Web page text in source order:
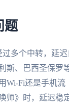
题
多个中转，延迟
斯、巴西圣保罗
Wi-Fi还是手机流
师》时，延迟稳